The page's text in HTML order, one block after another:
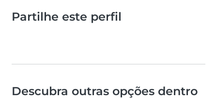
Partilhe este perfil
Descubra outras opções dentro